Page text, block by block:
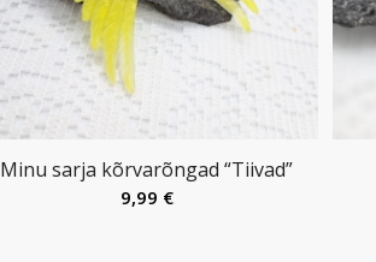
Minu sarja kõrvarõngad “Tiivad”
9,99 €